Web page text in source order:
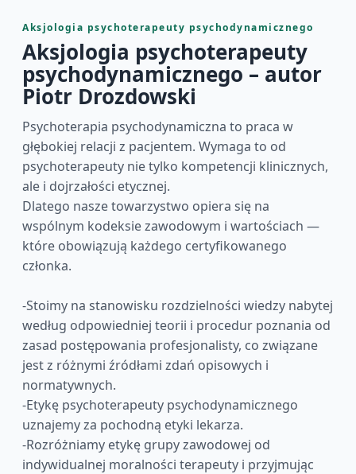
Aksjologia psychoterapeuty psychodynamicznego
Aksjologia psychoterapeuty
psychodynamicznego – autor
Piotr Drozdowski
Psychoterapia psychodynamiczna to praca w
głębokiej relacji z pacjentem. Wymaga to od
psychoterapeuty nie tylko kompetencji klinicznych,
ale i dojrzałości etycznej.
Dlatego nasze towarzystwo opiera się na
wspólnym kodeksie zawodowym i wartościach —
które obowiązują każdego certyfikowanego
członka.
-Stoimy na stanowisku rozdzielności wiedzy nabytej
według odpowiedniej teorii i procedur poznania od
zasad postępowania profesjonalisty, co związane
jest z różnymi źródłami zdań opisowych i
normatywnych.
-Etykę psychoterapeuty psychodynamicznego
uznajemy za pochodną etyki lekarza.
-Rozróżniamy etykę grupy zawodowej od
indywidualnej moralności terapeuty i przyjmując